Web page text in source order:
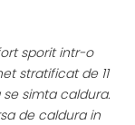
sporit intr-o
stratificat de 11
simta caldura.
de caldura in